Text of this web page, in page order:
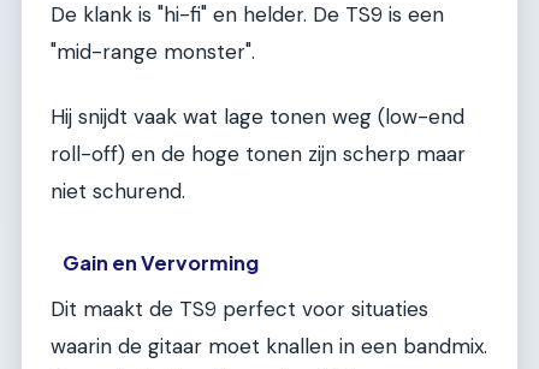
De klank is "hi-fi" en helder. De TS9 is een
"mid-range monster".
Hij snijdt vaak wat lage tonen weg (low-end
roll-off) en de hoge tonen zijn scherp maar
niet schurend.
Gain en Vervorming
Dit maakt de TS9 perfect voor situaties
waarin de gitaar moet knallen in een bandmix.